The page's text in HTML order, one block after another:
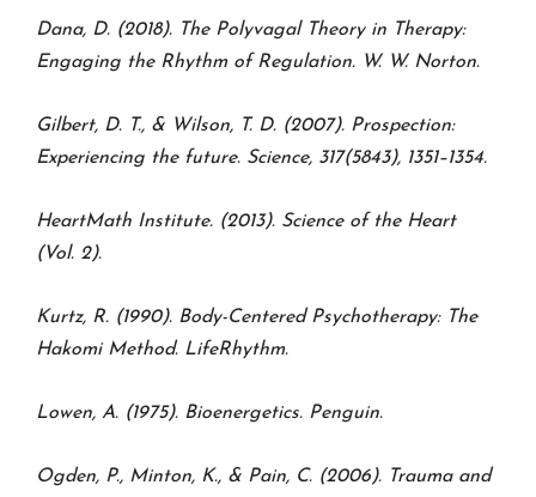
Dana, D. (2018). The Polyvagal Theory in Therapy:
Engaging the Rhythm of Regulation. W. W. Norton.
Gilbert, D. T., & Wilson, T. D. (2007). Prospection:
Experiencing the future. Science, 317(5843), 1351–1354.
HeartMath Institute. (2013). Science of the Heart
(Vol. 2).
Kurtz, R. (1990). Body-Centered Psychotherapy: The
Hakomi Method. LifeRhythm.
Lowen, A. (1975). Bioenergetics. Penguin.
Ogden, P., Minton, K., & Pain, C. (2006). Trauma and